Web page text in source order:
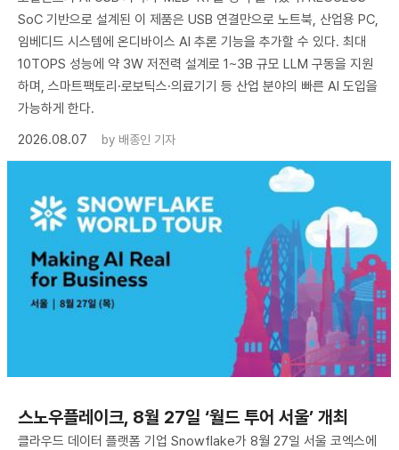
SoC 기반으로 설계된 이 제품은 USB 연결만으로 노트북, 산업용 PC,
임베디드 시스템에 온디바이스 AI 추론 기능을 추가할 수 있다. 최대
10TOPS 성능에 약 3W 저전력 설계로 1~3B 규모 LLM 구동을 지원
하며, 스마트팩토리·로보틱스·의료기기 등 산업 분야의 빠른 AI 도입을
가능하게 한다.
2026.08.07
by 배종인 기자
스노우플레이크, 8월 27일 ‘월드 투어 서울’ 개최
클라우드 데이터 플랫폼 기업 Snowflake가 8월 27일 서울 코엑스에